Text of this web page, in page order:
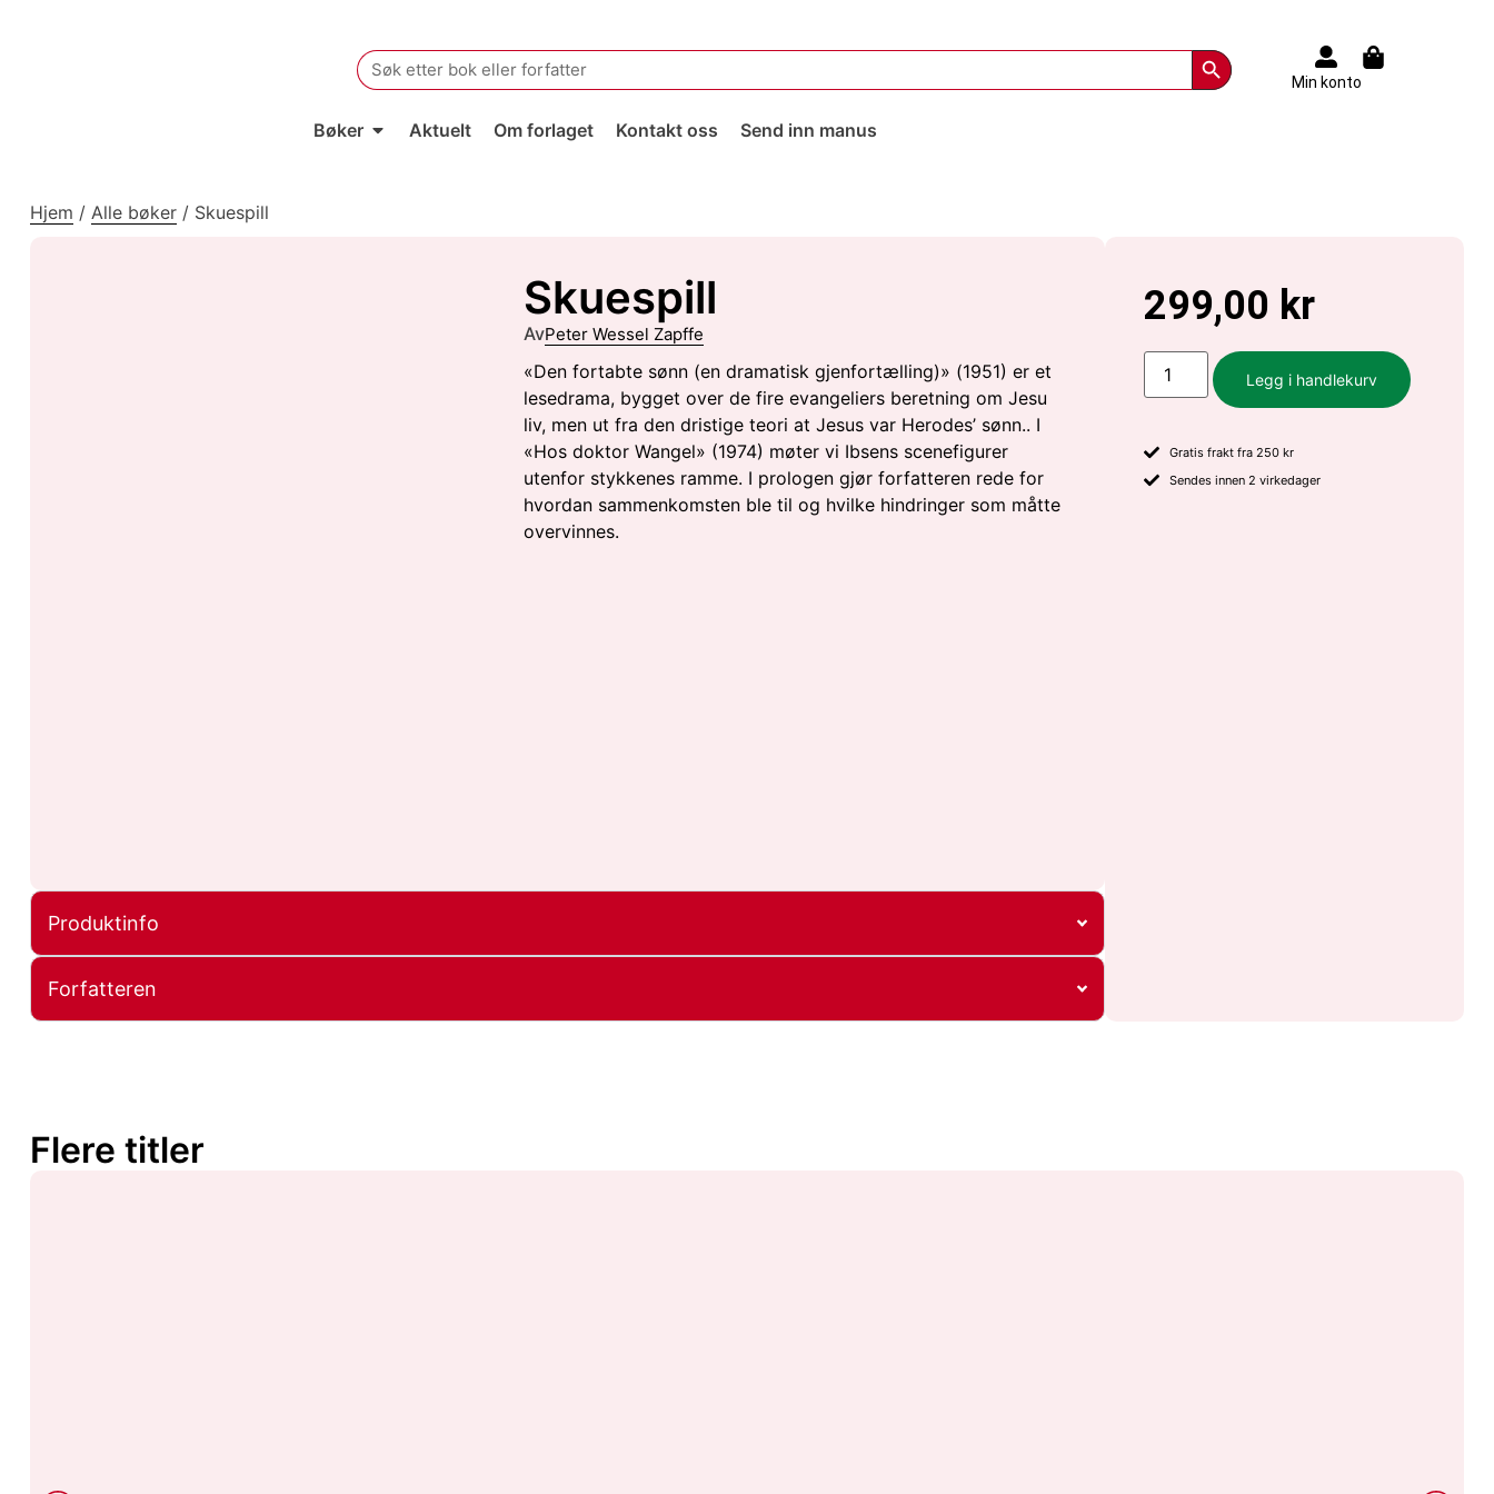
Search
for:
Search Button
Min konto
Bøker Aktuelt Om forlaget Kontakt oss Send inn manus
Hjem / Alle bøker / Skuespill
Skuespill
AvPeter Wessel Zapffe
«Den fortabte sønn (en dramatisk gjenfortælling)» (1951) er et
lesedrama, bygget over de fire evangeliers beretning om Jesu
liv, men ut fra den dristige teori at Jesus var Herodes’ sønn.. I
«Hos doktor Wangel» (1974) møter vi Ibsens scenefigurer
utenfor stykkenes ramme. I prologen gjør forfatteren rede for
hvordan sammenkomsten ble til og hvilke hindringer som måtte
overvinnes.
Produktinfo
Forfatteren
299,00 kr
Legg i handlekurv
Gratis frakt fra 250 kr
Sendes innen 2 virkedager
Flere titler